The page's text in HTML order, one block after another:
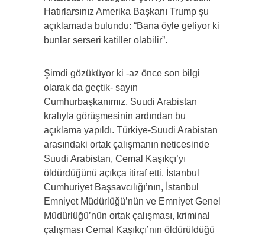
Hatırlarsınız Amerika Başkanı Trump şu
açıklamada bulundu: “Bana öyle geliyor ki
bunlar serseri katiller olabilir”.
Şimdi gözüküyor ki -az önce son bilgi
olarak da geçtik- sayın
Cumhurbaşkanımız, Suudi Arabistan
kralıyla görüşmesinin ardından bu
açıklama yapıldı. Türkiye-Suudi Arabistan
arasındaki ortak çalışmanın neticesinde
Suudi Arabistan, Cemal Kaşıkçı’yı
öldürdüğünü açıkça itiraf etti. İstanbul
Cumhuriyet Başsavcılığı’nın, İstanbul
Emniyet Müdürlüğü’nün ve Emniyet Genel
Müdürlüğü’nün ortak çalışması, kriminal
çalışması Cemal Kaşıkçı’nın öldürüldüğü